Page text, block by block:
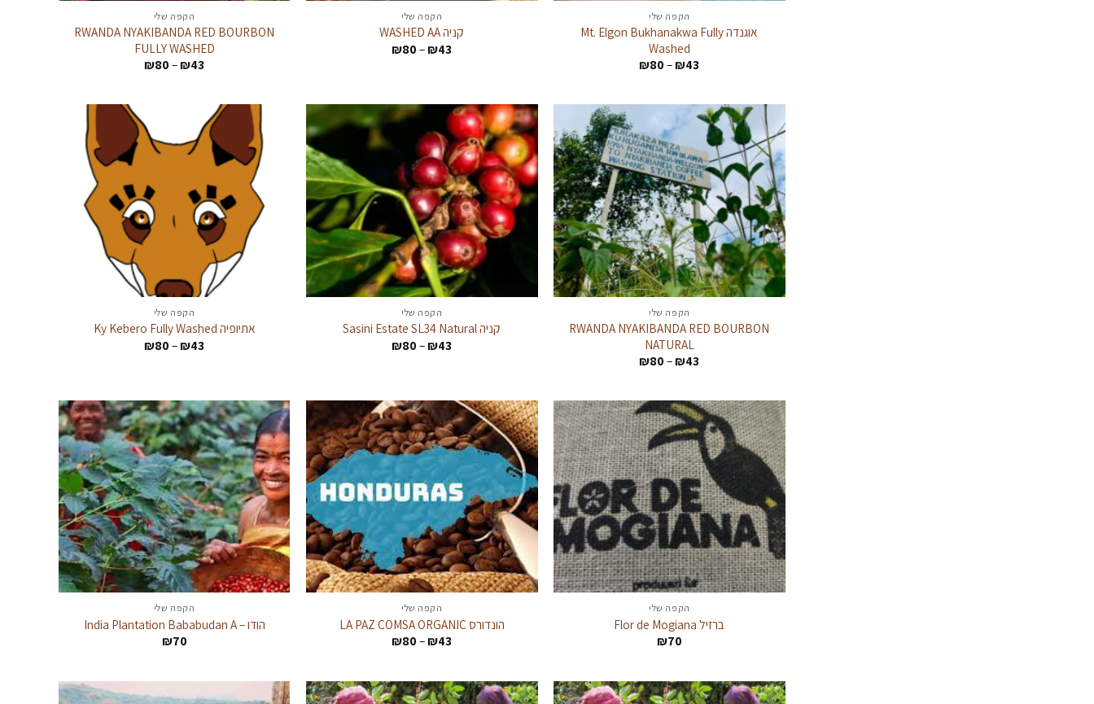
הקפה שלי
אוגנדה Mt. Elgon Bukhanakwa Fully
Washed
₪43
–
₪80 טווח
עד
הקפה שלי
קניה WASHED AA
₪43
–
₪80 טווח
הקפה שלי
RWANDA NYAKIBANDA RED BOURBON
FULLY WASHED
₪43
–
₪80 טווח
הקפה שלי
RWANDA NYAKIBANDA RED BOURBON
NATURAL
₪43
–
₪80 טווח
עד
⁦₪80⁩
הקפה שלי
קניה Sasini Estate SL34 Natural
₪43
–
₪80 טווח
הקפה שלי
אתיופיה Ky Kebero Fully Washed
₪43
–
₪80 טווח
הקפה שלי
ברזיל Flor de Mogiana
₪70
הקפה שלי
הונדורס LA PAZ COMSA ORGANIC
₪43
–
₪80 טווח
⁦₪80⁩
הקפה שלי
הודו – India Plantation Bababudan A
₪70